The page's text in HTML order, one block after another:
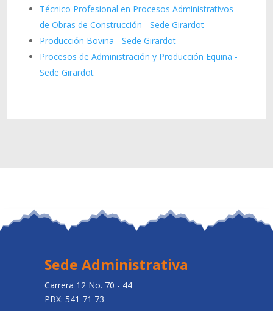
Técnico Profesional en Procesos Administrativos
de Obras de Construcción - Sede Girardot
Producción Bovina - Sede Girardot
Procesos de Administración y Producción Equina -
Sede Girardot
Sede Administrativa
Carrera 12 No. 70 - 44
PBX: 541 71 73